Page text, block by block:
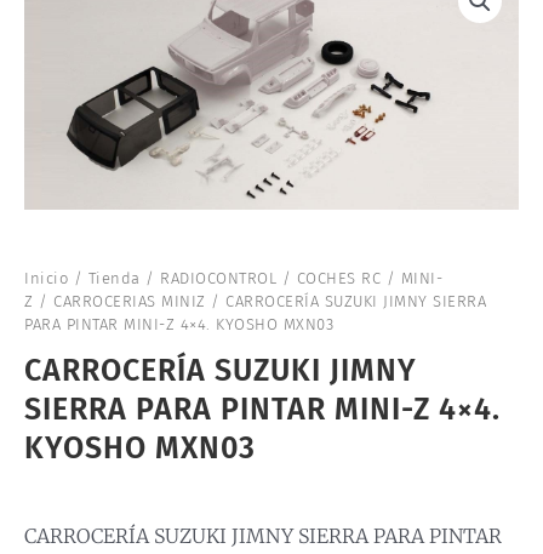
Inicio / Tienda / RADIOCONTROL / COCHES RC / MINI-
Z / CARROCERIAS MINIZ / CARROCERÍA SUZUKI JIMNY SIERRA
PARA PINTAR MINI-Z 4×4. KYOSHO MXN03
CARROCERÍA SUZUKI JIMNY
SIERRA PARA PINTAR MINI-Z 4×4.
KYOSHO MXN03
CARROCERÍA SUZUKI JIMNY SIERRA PARA PINTAR